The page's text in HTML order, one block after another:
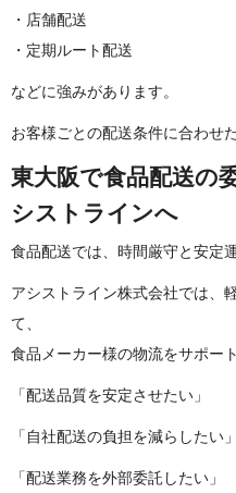
・店舗配送
・定期ルート配送
などに強みがあ り ま す 。
お客様ごとの配送条件に合わせた
東大阪で食品配送の
シスト ラ イ ン へ
食品配送では、時間厳守と安定運
アシストライン株式会社では、
て、
食品メーカー様の物流をサポー
「配送品質を安定さ せ た い 」
「自社配送の負担を減ら し た い 」
「配送業務を外部委託 し た い 」